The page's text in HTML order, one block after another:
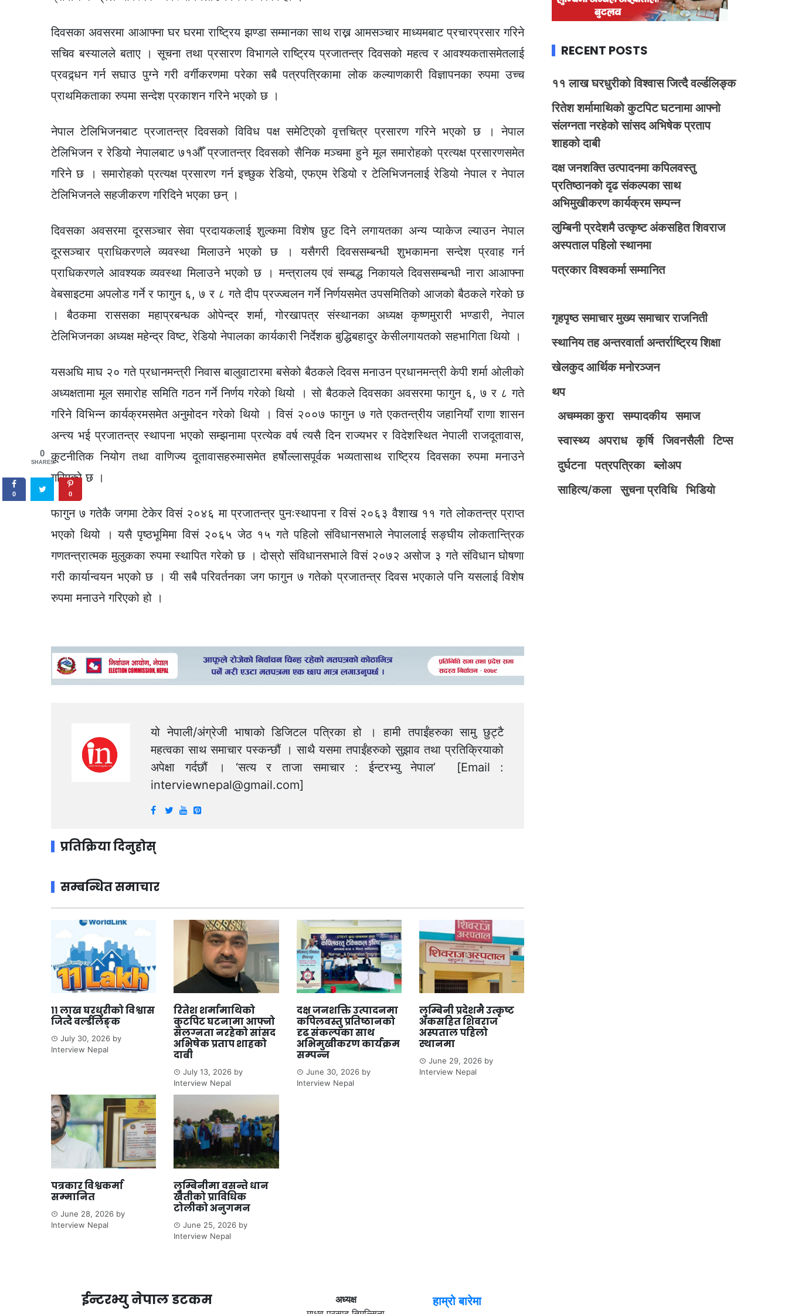
दिवसका अवसरमा आआफ्ना घर घरमा राष्ट्रिय झण्डा सम्मानका साथ राख्न आमसञ्चार माध्यमबाट प्रचारप्रसार गरिने
सचिव बस्यालले बताए । सूचना तथा प्रसारण विभागले राष्ट्रिय प्रजातन्त्र दिवसको महत्व र आवश्यकतासमेतलाई
प्रवद्र्धन गर्न सघाउ पुग्ने गरी वर्गीकरणमा परेका सबै पत्रपत्रिकामा लोक कल्याणकारी विज्ञापनका रुपमा उच्च
प्राथमिकताका रुपमा सन्देश प्रकाशन गरिने भएको छ ।
नेपाल टेलिभिजनबाट प्रजातन्त्र दिवसको विविध पक्ष समेटिएको वृत्तचित्र प्रसारण गरिने भएको छ । नेपाल
टेलिभिजन र रेडियो नेपालबाट ७१औँ प्रजातन्त्र दिवसको सैनिक मञ्चमा हुने मूल समारोहको प्रत्यक्ष प्रसारणसमेत
गरिने छ । समारोहको प्रत्यक्ष प्रसारण गर्न इच्छुक रेडियो, एफएम रेडियो र टेलिभिजनलाई रेडियो नेपाल र नेपाल
टेलिभिजनले सहजीकरण गरिदिने भएका छन् ।
दिवसका अवसरमा दूरसञ्चार सेवा प्रदायकलाई शुल्कमा विशेष छुट दिने लगायतका अन्य प्याकेज ल्याउन नेपाल
दूरसञ्चार प्राधिकरणले व्यवस्था मिलाउने भएको छ । यसैगरी दिवससम्बन्धी शुभकामना सन्देश प्रवाह गर्न
प्राधिकरणले आवश्यक व्यवस्था मिलाउने भएको छ । मन्त्रालय एवं सम्बद्ध निकायले दिवससम्बन्धी नारा आआफ्ना
वेबसाइटमा अपलोड गर्ने र फागुन ६, ७ र ८ गते दीप प्रज्ज्वलन गर्ने निर्णयसमेत उपसमितिको आजको बैठकले गरेको छ
। बैठकमा राससका महाप्रबन्धक ओपेन्द्र शर्मा, गोरखापत्र संस्थानका अध्यक्ष कृष्णमुरारी भण्डारी, नेपाल
टेलिभिजनका अध्यक्ष महेन्द्र विष्ट, रेडियो नेपालका कार्यकारी निर्देशक बुद्धिबहादुर केसीलगायतको सहभागिता थियो ।
यसअघि माघ २० गते प्रधानमन्त्री निवास बालुवाटारमा बसेको बैठकले दिवस मनाउन प्रधानमन्त्री केपी शर्मा ओलीको
अध्यक्षतामा मूल समारोह समिति गठन गर्ने निर्णय गरेको थियो । सो बैठकले दिवसका अवसरमा फागुन ६, ७ र ८ गते
गरिने विभिन्न कार्यक्रमसमेत अनुमोदन गरेको थियो । विसं २००७ फागुन ७ गते एकतन्त्रीय जहानियाँ राणा शासन
अन्त्य भई प्रजातन्त्र स्थापना भएको सम्झनामा प्रत्येक वर्ष त्यसै दिन राज्यभर र विदेशस्थित नेपाली राजदूतावास,
कूटनीतिक नियोग तथा वाणिज्य दूतावासहरुमासमेत हर्षोल्लासपूर्वक भव्यतासाथ राष्ट्रिय दिवसका रुपमा मनाउने
गरिएको छ ।
फागुन ७ गतेकै जगमा टेकेर विसं २०४६ मा प्रजातन्त्र पुनःस्थापना र विसं २०६३ वैशाख ११ गते लोकतन्त्र प्राप्त
भएको थियो । यसै पृष्ठभूमिमा विसं २०६५ जेठ १५ गते पहिलो संविधानसभाले नेपाललाई सङ्घीय लोकतान्त्रिक
गणतन्त्रात्मक मुलुकका रुपमा स्थापित गरेको छ । दोस्रो संविधानसभाले विसं २०७२ असोज ३ गते संविधान घोषणा
गरी कार्यान्वयन भएको छ । यी सबै परिवर्तनका जग फागुन ७ गतेको प्रजातन्त्र दिवस भएकाले पनि यसलाई विशेष
रुपमा मनाउने गरिएको हो ।
यो नेपाली/अंग्रेजी भाषाको डिजिटल पत्रिका हो । हामी तपाईंहरुका सामु छुट्टै
महत्वका साथ समाचार पस्कन्छौं । साथै यसमा तपाईंहरुको सुझाव तथा प्रतिक्रियाको
अपेक्षा गर्दछौं । ‘सत्य र ताजा समाचार : ईन्टरभ्यु नेपाल’ [Email :
interviewnepal@gmail.com]
प्रतिक्रिया दिनुहोस्
सम्बन्धित समाचार
११ लाख घरधुरीको विश्वास
जित्दै वर्ल्डलिङ्क
July 30, 2026 by
Interview Nepal
रितेश शर्मामाथिको
कुटपिट घटनामा आफ्नो
संलग्नता नरहेको सांसद
अभिषेक प्रताप शाहको
दाबी
July 13, 2026 by
Interview Nepal
दक्ष जनशक्ति उत्पादनमा
कपिलवस्तु प्रतिष्ठानको
दृढ संकल्पका साथ
अभिमुखीकरण कार्यक्रम
सम्पन्न
June 30, 2026by
Interview Nepal
लुम्बिनी प्रदेशमै उत्कृष्ट
अंकसहित शिवराज
अस्पताल पहिलो
स्थानमा
June 29, 2026by
Interview Nepal
पत्रकार विश्वकर्मा
सम्मानित
June 28, 2026 by
Interview Nepal
लुम्बिनीमा वसन्ते धान
खेतीको प्राविधिक
टोलीको अनुगमन
June 25, 2026 by
Interview Nepal
RECENT POSTS
११ लाख घरधुरीको विश्वास जित्दै वर्ल्डलिङ्क
रितेश शर्मामाथिको कुटपिट घटनामा आफ्नो
संलग्नता नरहेको सांसद अभिषेक प्रताप
शाहको दाबी
दक्ष जनशक्ति उत्पादनमा कपिलवस्तु
प्रतिष्ठानको दृढ संकल्पका साथ
अभिमुखीकरण कार्यक्रम सम्पन्न
लुम्बिनी प्रदेशमै उत्कृष्ट अंकसहित शिवराज
अस्पताल पहिलो स्थानमा
पत्रकार विश्वकर्मा सम्मानित
गृहपृष्ठ समाचार मुख्य समाचार राजनिती
स्थानिय तह अन्तरवार्ता अन्तर्राष्ट्रिय शिक्षा
खेलकुद आर्थिक मनोरञ्जन
थप
अचम्मका कुरा
सम्पादकीय
समाज
स्वास्थ्य
अपराध कृर्षि जिवनसैली
टिप्स
दुर्घटना
पत्रपत्रिका
ब्लोअप
साहित्य/कला
सुचना प्रविधि भिडियाे
ईन्टरभ्यु नेपाल डटकम
अध्यक्ष
हाम्रो बारेमा
0
SHARES
0 0